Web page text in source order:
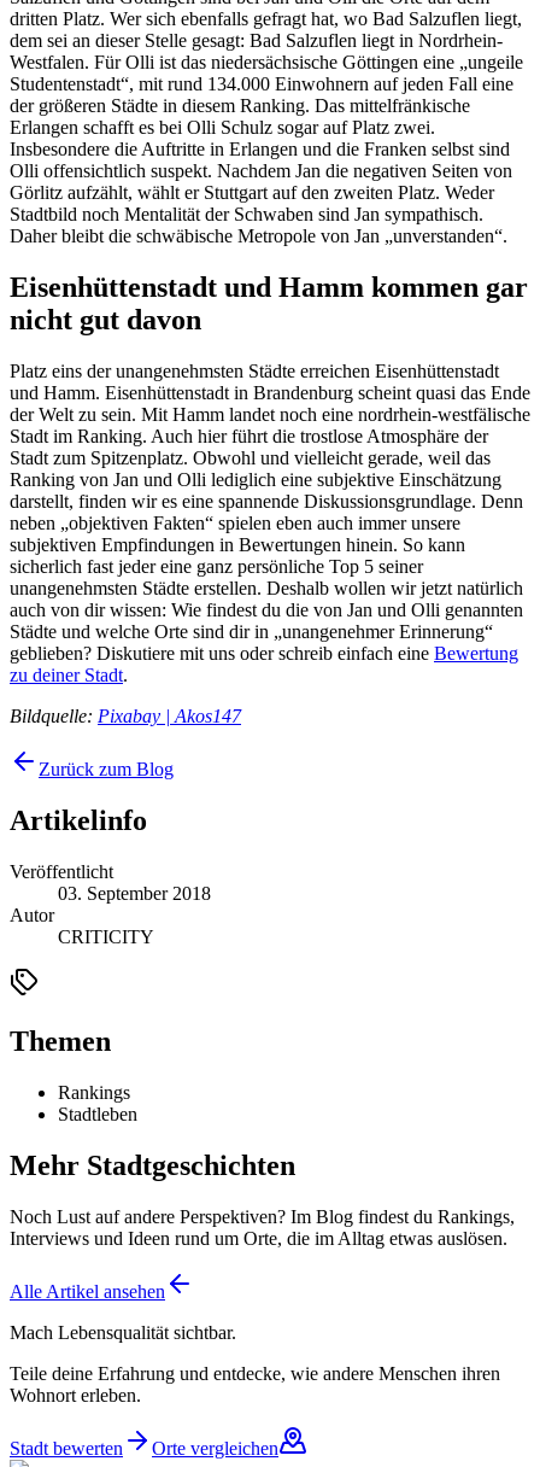
dritten Platz. Wer sich ebenfalls gefragt hat, wo Bad Salzuflen liegt,
dem sei an dieser Stelle gesagt: Bad Salzuflen liegt in Nordrhein-
Westfalen. Für Olli ist das niedersächsische Göttingen eine „ungeile
Studentenstadt“, mit rund 134.000 Einwohnern auf jeden Fall eine
der größeren Städte in diesem Ranking. Das mittelfränkische
Erlangen schafft es bei Olli Schulz sogar auf Platz zwei.
Insbesondere die Auftritte in Erlangen und die Franken selbst sind
Olli offensichtlich suspekt. Nachdem Jan die negativen Seiten von
Görlitz aufzählt, wählt er Stuttgart auf den zweiten Platz. Weder
Stadtbild noch Mentalität der Schwaben sind Jan sympathisch.
Daher bleibt die schwäbische Metropole von Jan „unverstanden“.
Eisenhüttenstadt und Hamm kommen gar
nicht gut davon
Platz eins der unangenehmsten Städte erreichen Eisenhüttenstadt
und Hamm. Eisenhüttenstadt in Brandenburg scheint quasi das Ende
der Welt zu sein. Mit Hamm landet noch eine nordrhein-westfälische
Stadt im Ranking. Auch hier führt die trostlose Atmosphäre der
Stadt zum Spitzenplatz. Obwohl und vielleicht gerade, weil das
Ranking von Jan und Olli lediglich eine subjektive Einschätzung
darstellt, finden wir es eine spannende Diskussionsgrundlage. Denn
neben „objektiven Fakten“ spielen eben auch immer unsere
subjektiven Empfindungen in Bewertungen hinein. So kann
sicherlich fast jeder eine ganz persönliche Top 5 seiner
unangenehmsten Städte erstellen. Deshalb wollen wir jetzt natürlich
auch von dir wissen: Wie findest du die von Jan und Olli genannten
Städte und welche Orte sind dir in „unangenehmer Erinnerung“
geblieben? Diskutiere mit uns oder schreib einfach eine Bewertung
zu deiner Stadt.
Bildquelle: Pixabay | Akos147
Zurück zum Blog
Artikelinfo
Veröffentlicht
03. September 2018
Autor
CRITICITY
Themen
Rankings
Stadtleben
Mehr Stadtgeschichten
Noch Lust auf andere Perspektiven? Im Blog findest du Rankings,
Interviews und Ideen rund um Orte, die im Alltag etwas auslösen.
Alle Artikel ansehen
Mach Lebensqualität sichtbar.
Teile deine Erfahrung und entdecke, wie andere Menschen ihren
Wohnort erleben.
Stadt bewerten Orte vergleichen